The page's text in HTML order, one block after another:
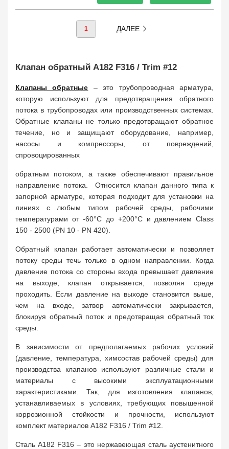
1 ДАЛЕЕ
Клапан обратный A182 F316 / Trim #12
Клапаны обратные – это трубопроводная арматура,
которую используют для предотвращения обратного
потока в трубопроводах или производственных системах.
Обратные клапаны не только предотвращают обратное
течение, но и защищают оборудование, например,
насосы и компрессоры, от повреждений,
спровоцированных
обратным потоком, а также обеспечивают правильное
направление потока. Относится клапан данного типа к
запорной арматуре, которая подходит для установки на
линиях с любым типом рабочей среды, рабочими
температурами от -60°C до +200°C и давлением Class
150 - 2500 (PN 10 - PN 420).
Обратный клапан работает автоматически и позволяет
потоку среды течь только в одном направлении. Когда
давление потока со стороны входа превышает давление
на выходе, клапан открывается, позволяя среде
проходить. Если давление на выходе становится выше,
чем на входе, затвор автоматически закрывается,
блокируя обратный поток и предотвращая обратный ток
среды.
В зависимости от предполагаемых рабочих условий
(давление, температура, химсостав рабочей среды) для
производства клапанов используют различные стали и
материалы с высокими эксплуатационными
характеристиками. Так, для изготовления клапанов,
устанавливаемых в условиях, требующих повышенной
коррозионной стойкости и прочности, используют
комплект материалов A182 F316 / Trim #12.
Сталь A182 F316 – это нержавеющая сталь аустенитного